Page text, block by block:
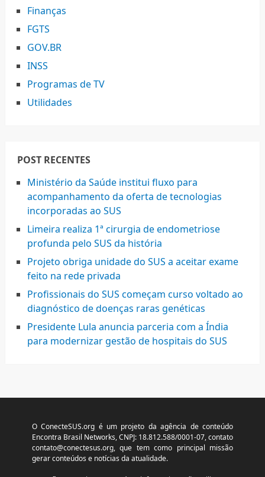
Finanças
FGTS
GOV.BR
INSS
Programas de TV
Utilidades
POST RECENTES
Ministério da Saúde institui fluxo para
acompanhamento da oferta de tecnologias
incorporadas ao SUS
Limeira realiza 1ª cirurgia de endometriose
profunda pelo SUS da história
Projeto obriga unidade do SUS a aceitar exame
feito na rede privada
Profissionais do SUS começam curso voltado ao
diagnóstico de doenças raras genéticas
Presidente Lula anuncia parceria com a Índia
para modernizar gestão de hospitais do SUS
O ConecteSUS.org é um projeto da agência de conteúdo
Encontra Brasil Networks, CNPJ: 18.812.588/0001-07, contato
contato@conectesus.org, que tem como principal missão
gerar conteúdos e notícias da atualidade.